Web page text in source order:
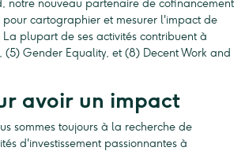
notre nouveau partenaire de cofinancement
pour cartographier et mesurer l'impact de
La plupart de ses activités contribuent à
(5) Gender Equality, et (8) Decent Work and
avoir un impact
sommes toujours à la recherche de
d'investissement passionnantes à